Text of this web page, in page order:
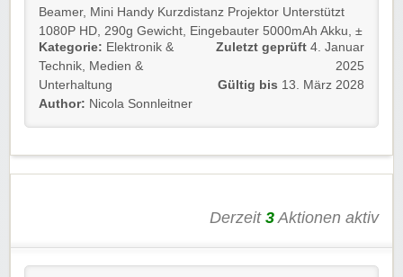
Beamer, Mini Handy Kurzdistanz Projektor Unterstützt
1080P HD, 290g Gewicht, Eingebauter 5000mAh Akku, ±
40 ° Trapezkorrektur, Touchpanel-Steuerung, mit stativ,
für Heimkino/Outdoor/Travel zum Sonderpreis.
Viel Spaß beim Shoppen und Stöbern!
Kategorie: Elektronik &
Technik
Medien &
Unterhaltung
Author: Nicola Sonnleitner
Zuletzt geprüft 4. Januar
2025
Gültig bis 13. März 2028
Derzeit 3 Aktionen aktiv